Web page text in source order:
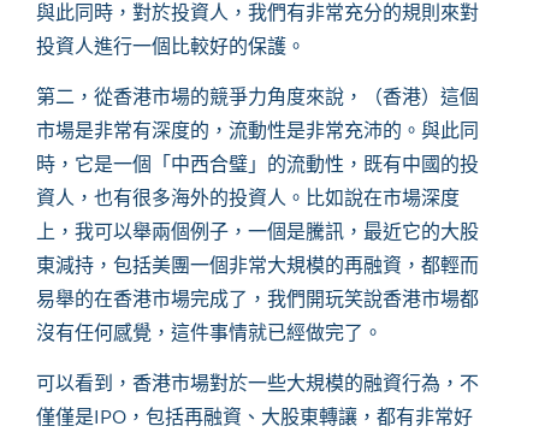
與此同時，對於投資人，我們有非常充分的規則來對
投資人進行一個比較好的保護。
第二，從香港市場的競爭力角度來說，（香港）這個
市場是非常有深度的，流動性是非常充沛的。與此同
時，它是一個「中西合璧」的流動性，既有中國的投
資人，也有很多海外的投資人。比如說在市場深度
上，我可以舉兩個例子，一個是騰訊，最近它的大股
東減持，包括美團一個非常大規模的再融資，都輕而
易舉的在香港市場完成了，我們開玩笑說香港市場都
沒有任何感覺，這件事情就已經做完了。
可以看到，香港市場對於一些大規模的融資行為，不
僅僅是IPO，包括再融資、大股東轉讓，都有非常好